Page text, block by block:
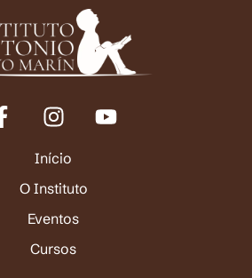
Início
O Instituto
Eventos
Cursos